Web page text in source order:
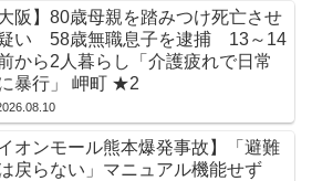
大阪】80歳母親を踏みつけ死亡させ
い 58歳無職息子を逮捕 13～14
から2人暮らし「介護疲れで日常
暴行」 岬町 ★2
イオンモール熊本爆発事故】「避難
戻らない」マニュアル機能せず